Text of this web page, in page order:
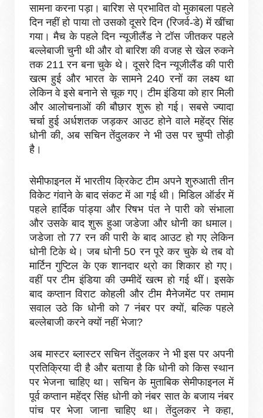
सामना करना पड़ा। बारिश से प्रभावित वो मुकाबला पहले
दिन नहीं हो पाया तो उसको दूसरे दिन (रिजर्व-डे) में खींचा
गया। मैच के पहले दिन न्यूजीलैंड ने टॉस जीतकर पहले
बल्लेबाजी चुनी थी और वो बारिश की वजह से खेल रुकने
तक 211 रन बना चुके थे। दूसरे दिन न्यूजीलैंड की पारी
खत्म हुई और भारत के सामने 240 रनों का लक्ष्य था
लेकिन वे इसे बनाने से चूक गए। टीम इंडिया को हार मिली
और आलोचनाओं की बौछार शुरू हो गई। सबसे ज्यादा
चर्चा हुई अर्धशतक जड़कर आउट होने वाले महेंद्र सिंह
धोनी की, अब सचिन तेंदुलकर ने भी उस पर चुप्पी तोड़ी
है।
सेमीफाइनल में भारतीय क्रिकेट टीम अपने शुरुआती तीन
विकेट गंवाने के बाद संकट में आ गई थी। मिडिल ऑर्डर में
पहले हार्दिक पांड्या और रिषभ पंत ने पारी को संभाला
और उसके बाद शुरू हुआ जडेजा और धोनी का धमाल।
जडेजा तो 77 रन की पारी के बाद आउट हो गए लेकिन
धोनी टिके थे। जब धोनी 50 रन पूरे कर चुके थे तब वो
मार्टिन गुप्टिल के एक शानदार थ्रो का शिकार हो गए।
वहीं पर टीम इंडिया की उम्मीदें खत्म हो गई थीं। इसके
बाद कप्तान विराट कोहली और टीम मैनेजमेंट पर तमाम
सवाल उठे कि धोनी को 7 नंबर पर क्यों, बल्कि पहले
बल्लेबाजी करने क्यों नहीं भेजा?
अब मास्टर ब्लास्टर सचिन तेंदुलकर ने भी इस पर अपनी
प्रतिक्रिया दी है और बताया है कि धोनी को किस स्थान
पर भेजना चाहिए था। सचिन के मुताबिक सेमीफाइनल में
पूर्व कप्तान महेंद्र सिंह धोनी को नंबर सात के बजाय नंबर
पांच पर भेजा जाना चाहिए था। तेंदुलकर ने कहा,